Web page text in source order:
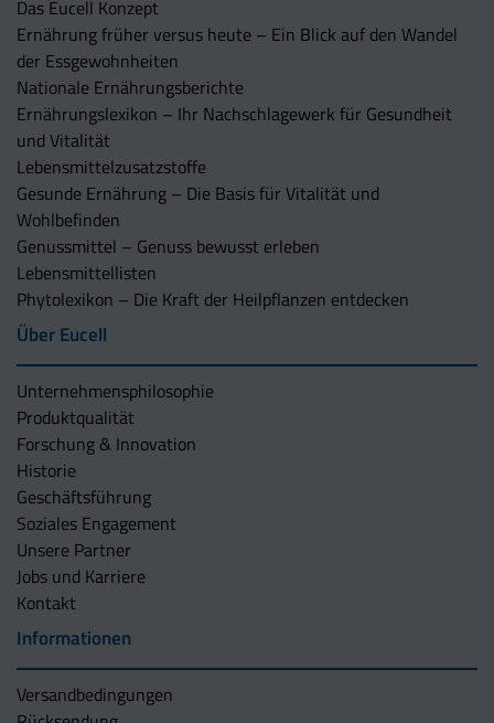
Das Eucell Konzept
Ernährung früher versus heute – Ein Blick auf den Wandel
der Essgewohnheiten
Nationale Ernährungsberichte
Ernährungslexikon – Ihr Nachschlagewerk für Gesundheit
und Vitalität
Lebensmittelzusatzstoffe
Gesunde Ernährung – Die Basis für Vitalität und
Wohlbefinden
Genussmittel – Genuss bewusst erleben
Lebensmittellisten
Phytolexikon – Die Kraft der Heilpflanzen entdecken
Über Eucell
Unternehmens­philosophie
Produktqualität
Forschung & Innovation
Historie
Geschäftsführung
Soziales Engagement
Unsere Partner
Jobs und Karriere
Kontakt
Informationen
Versandbedingungen